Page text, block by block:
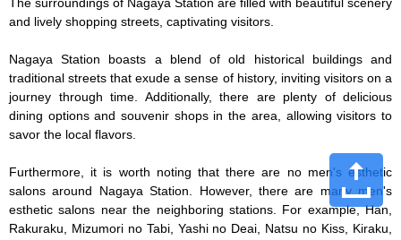
The surroundings of Nagaya Station are filled with beautiful scenery
and lively shopping streets, captivating visitors.
Nagaya Station boasts a blend of old historical buildings and
traditional streets that exude a sense of history, inviting visitors on a
journey through time. Additionally, there are plenty of delicious
dining options and souvenir shops in the area, allowing visitors to
savor the local flavors.
Furthermore, it is worth noting that there are no men's esthetic
salons around Nagaya Station. However, there are many men's
esthetic salons near the neighboring stations. For example, Han,
Rakuraku, Mizumori no Tabi, Yashi no Deai, Natsu no Kiss, Kiraku,